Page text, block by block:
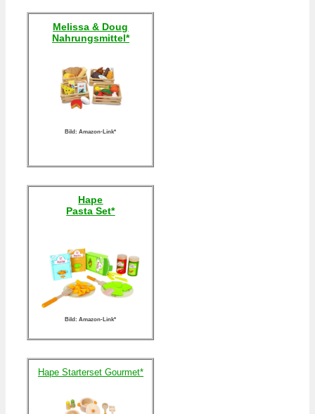
Melissa & Doug
Nahrungsmittel*
Bild: Amazon-Link*
Hape
Pasta Set*
Bild: Amazon-Link*
Hape Starterset Gourmet*